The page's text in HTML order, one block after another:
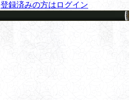
登録済みの方はログイン